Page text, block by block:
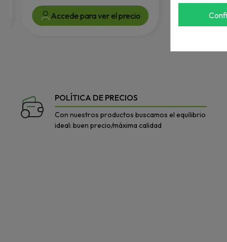
Accede para ver el precio Accede
POLÍTICA DE PRECIOS
Con nuestros productos buscamos el equilibrio
ideal: buen precio/máxima calidad